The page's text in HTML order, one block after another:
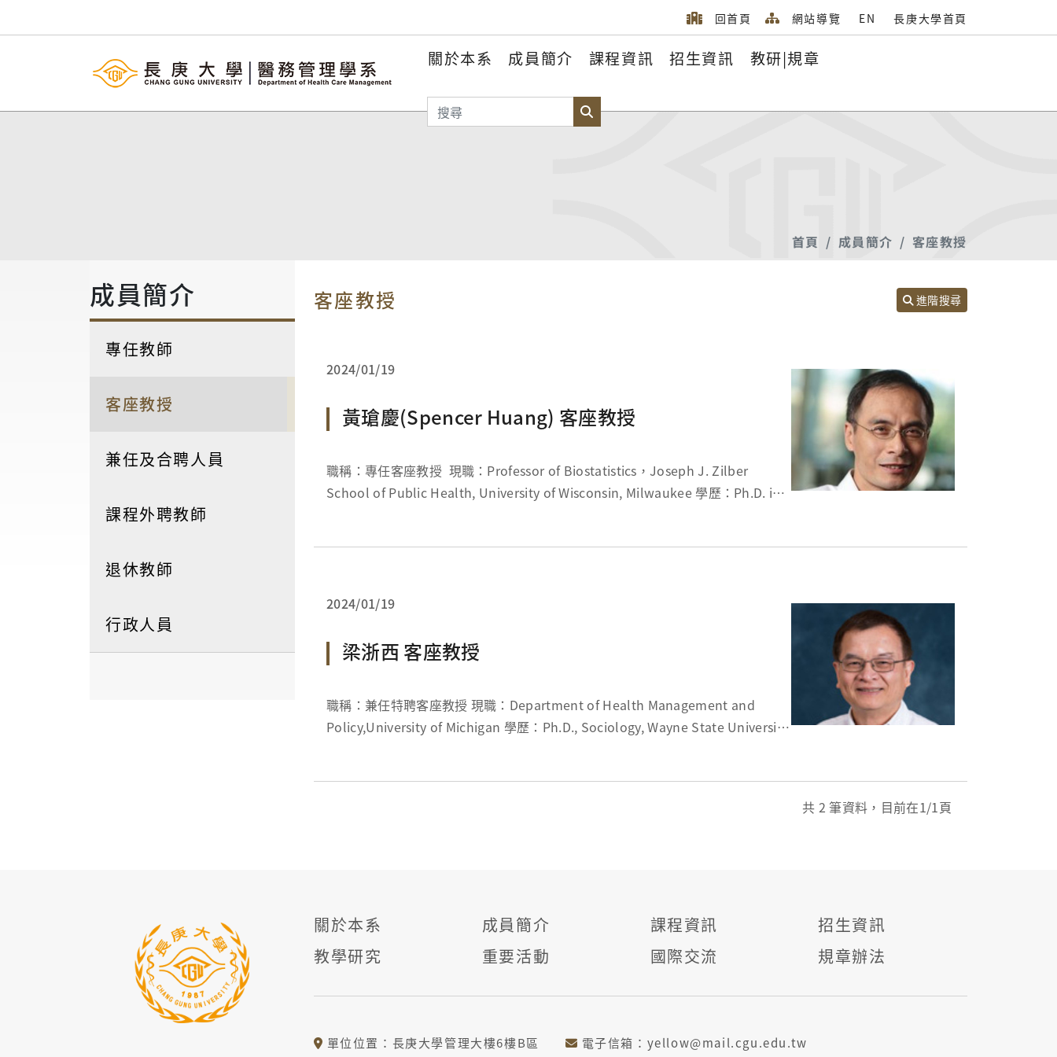
回首頁 網站導覽 EN 長庚大學首頁
關於本系 成員簡介 課程資訊 招生資訊 教研|規章
搜尋
首頁 成員簡介 客座教授
成員簡介
專任教師
客座教授
兼任及合聘人員
課程外聘教師
退休教師
行政人員
客座教授 進階搜尋
2024/01/19
黃瑲慶(Spencer Huang) 客座教授
職稱：專任客座教授 現職：Professor of Biostatistics，Joseph J. Zilber
School of Public Health, University of Wisconsin, Milwaukee 學歷：Ph.D. in
2024/01/19
梁浙西 客座教授
職稱：兼任特聘客座教授 現職：Department of Health Management and
Policy,University of Michigan 學歷：Ph.D., Sociology, Wayne State University
共2 筆資料，目前在1/1頁
關於本系
教學研究
成員簡介
重要活動
課程資訊
國際交流
招生資訊
規章辦法
單位位置：長庚大學管理大樓6樓B區 電子信箱：yellow@mail.cgu.edu.tw